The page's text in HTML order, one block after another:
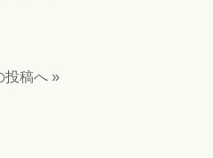
投稿へ »